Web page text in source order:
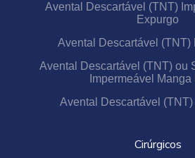
Avental Descartável (TNT)
Expurgo
Avental Descartável (TNT)
Avental Descartável (TNT) ou
Impermeável Manga
Avental Descartável
Cirúrgicos